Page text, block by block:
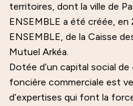
territoires, dont la ville de
ENSEMBLE a été créée, en
ENSEMBLE, de la Caisse
Mutuel Arkéa.
Dotée d’un capital social
foncière commerciale est
d’expertises qui font la